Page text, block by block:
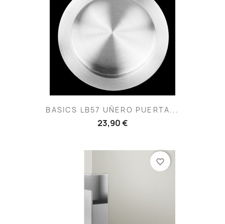
BASICS LB57 UÑERO PUERTA...
23,90 €
favorite_border